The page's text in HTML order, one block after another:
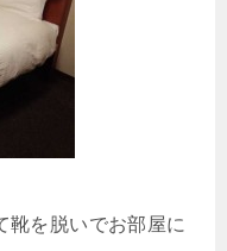
靴を脱いでお部屋に